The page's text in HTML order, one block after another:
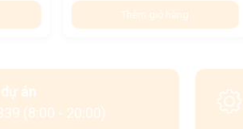
Thêm giỏ hàng
án
(8:00 - 20:00)